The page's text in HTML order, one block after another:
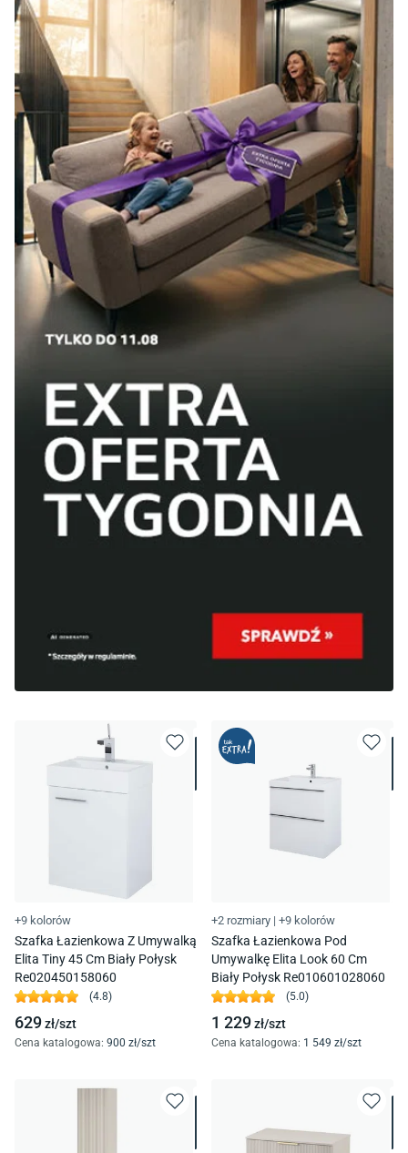
+9 kolorów
Szafka Łazienkowa Z Umywalką
Elita Tiny 45 Cm Biały Połysk
Re020450158060
(4.8)
629zł/szt
Cena katalogowa: 900 zł/szt
+2 rozmiary | +9 kolorów
Szafka Łazienkowa Pod
Umywalkę Elita Look 60 Cm
Biały Połysk Re010601028060
(5.0)
1 229zł/szt
Cena katalogowa: 1 549 zł/szt